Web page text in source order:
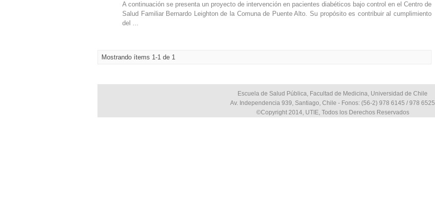
A continuación se presenta un proyecto de intervención en pacientes diabéticos bajo control en el Centro de
Salud Familiar Bernardo Leighton de la Comuna de Puente Alto. Su propósito es contribuir al cumplimiento
del ...
Mostrando ítems 1-1 de 1
Escuela de Salud Pública, Facultad de Medicina, Universidad de Chile
Av. Independencia 939, Santiago, Chile - Fonos: (56-2) 978 6145 / 978 6525
©Copyright 2014, UTIE, Todos los Derechos Reservados